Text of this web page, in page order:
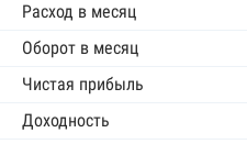
Расход в месяц
Оборот в месяц
Чистая прибыль
Доходность